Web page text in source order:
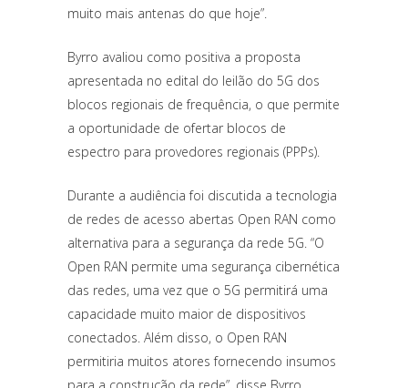
muito mais antenas do que hoje”.
Byrro avaliou como positiva a proposta
apresentada no edital do leilão do 5G dos
blocos regionais de frequência, o que permite
a oportunidade de ofertar blocos de
espectro para provedores regionais (PPPs).
Durante a audiência foi discutida a tecnologia
de redes de acesso abertas Open RAN como
alternativa para a segurança da rede 5G. “O
Open RAN permite uma segurança cibernética
das redes, uma vez que o 5G permitirá uma
capacidade muito maior de dispositivos
conectados. Além disso, o Open RAN
permitiria muitos atores fornecendo insumos